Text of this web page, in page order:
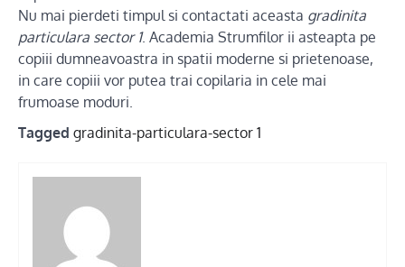
Nu mai pierdeti timpul si contactati aceasta gradinita
particulara sector 1. Academia Strumfilor ii asteapta pe
copiii dumneavoastra in spatii moderne si prietenoase,
in care copiii vor putea trai copilaria in cele mai
frumoase moduri.
Tagged gradinita-particulara-sector 1